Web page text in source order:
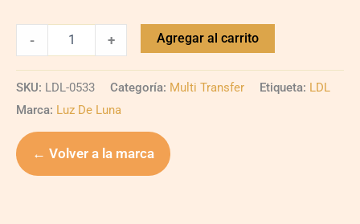
- + Agregar al carrito
SKU: LDL-0533 Categoría: Multi Transfer Etiqueta: LDL
Marca: Luz De Luna
← Volver a la marca